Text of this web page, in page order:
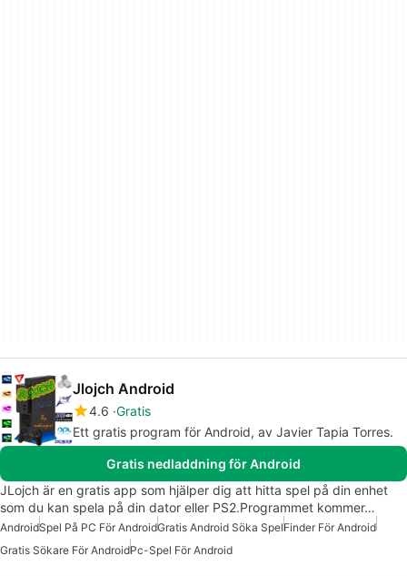
Jlojch Android
4.6 Gratis
Ett gratis program för Android, av Javier Tapia Torres.
Gratis nedladdning för Android
JLojch är en gratis app som hjälper dig att hitta spel på din enhet
som du kan spela på din dator eller PS2.Programmet kommer…
AndroidSpel På PC För AndroidGratis Android Söka SpelFinder För Android
Gratis Sökare För AndroidPc-Spel För Android